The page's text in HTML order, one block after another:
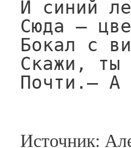
И синий
Сюда —
Бокал с
Скажи, ты
Почти.— А
Источник: